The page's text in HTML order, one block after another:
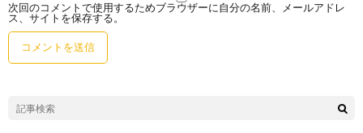
次回のコメントで使用するためブラウザーに自分の名前、メールアドレ
ス、サイトを保存する。